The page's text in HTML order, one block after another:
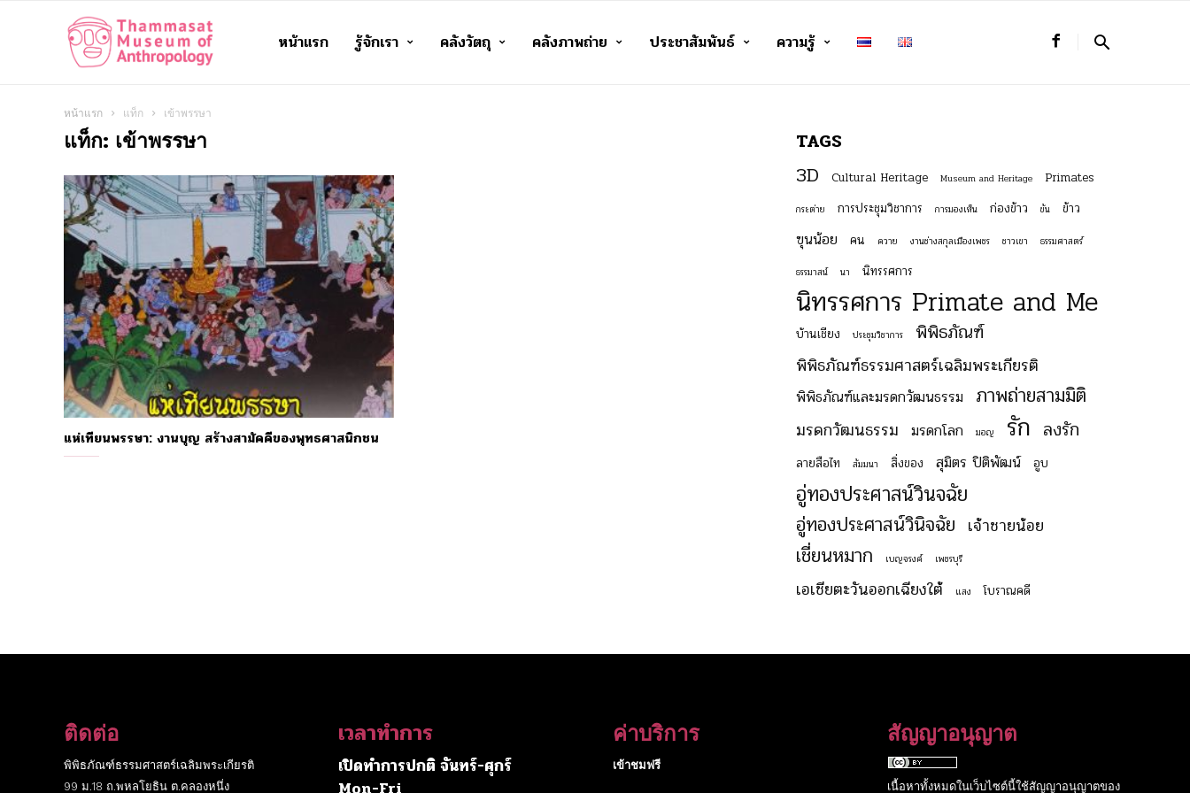
Thammasat
of
Anthropology
หน้าแรก รู้จักเรา คลังวัตถุ คลังภาพถ่าย ประชาสัมพันธ์ ความรู้
หน้าแรก แท็ก เข้าพรรษา
แท็ก: เข้าพรรษา
แห่เทียนพรรษา: งานบุญ สร้างสามัคคีของพุทธศาสนิกชน
TAGS
3D Cultural Heritage Museum and Heritage Primates
กระต่าย การประชุมวิชาการ การมองเห็น ก่องข้าว ขัน ข้าว
ฃุนน้อย คน ควาย งานช่างสกุลเมืองเพชร ชาวเขา ธรรมศาสตร์
ธรรมาสน์ นา นิทรรศการ
นิทรรศการ Primate and Me
บ้านเชียง ประชุมวิชาการ พิพิธภัณฑ์
พิพิธภัณฑ์ธรรมศาสตร์เฉลิมพระเกียรติ
พิพิธภัณฑ์และมรดกวัฒนธรรม ภาพถ่ายสามมิติ
มรดกวัฒนธรรม มรดกโลก มอญ รัก ลงรัก
ลายสือไท สัมมนา สิ่งของ สุมิตร ปิติพัฒน์ อูบ
อู่ทองประศาสน์วินจฉัย
อู่ทองประศาสน์วินิจฉัย เจ้าชายน้อย
เชี่ยนหมาก เบญจรงค์ เพชรบุรี
เอเชียตะวันออกเฉียงใต้ แสง โบราณคดี
ติดต่อ
พิพิธภัณฑ์ธรรมศาสตร์เฉลิมพระเกียรติ
99 ม.18 ถ.พหลโยธิน ต.คลองหนึ่ง
เวลาทำการ
เปิดทำการปกติ จันทร์-ศุกร์
ค่าบริการ
เข้าชมฟรี
สัญญาอนุญาต
เนื้อหาทั้งหมดในเว็บไซต์นี้ใช้สัญญาอนุญาตของ